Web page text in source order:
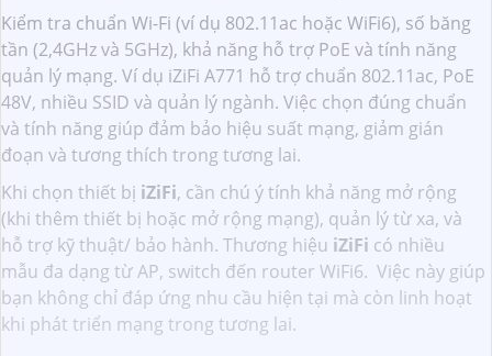
Kiểm tra chuẩn Wi-Fi (ví dụ 802.11ac hoặc WiFi6), số băng
tần (2,4GHz và 5GHz), khả năng hỗ trợ PoE và tính năng
quản lý mạng. Ví dụ iZiFi A771 hỗ trợ chuẩn 802.11ac, PoE
48V, nhiều SSID và quản lý ngành. Việc chọn đúng chuẩn
và tính năng giúp đảm bảo hiệu suất mạng, giảm gián
đoạn và tương thích trong tương lai.
Khi chọn thiết bị iZiFi, cần chú ý tính khả năng mở rộng
(khi thêm thiết bị hoặc mở rộng mạng), quản lý từ xa, và
hỗ trợ kỹ thuật/ bảo hành. Thương hiệu iZiFi có nhiều
mẫu đa dạng từ AP, switch đến router WiFi6. Việc này giúp
bạn không chỉ đáp ứng nhu cầu hiện tại mà còn linh hoạt
khi phát triển mạng trong tương lai.